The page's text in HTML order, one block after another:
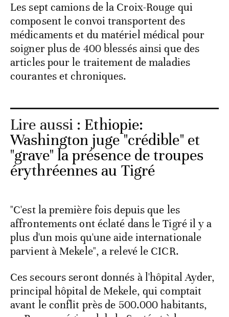
Les sept camions de la Croix-Rouge qui
composent le convoi transportent des
médicaments et du matériel médical pour
soigner plus de 400 blessés ainsi que des
articles pour le traitement de maladies
courantes et chroniques.
Lire aussi : Ethiopie:
Washington juge "crédible" et
"grave" la présence de troupes
érythréennes au Tigré
"C'est la première fois depuis que les
affrontements ont éclaté dans le Tigré il y a
plus d'un mois qu'une aide internationale
parvient à Mekele", a relevé le CICR.
Ces secours seront donnés à l'hôpital Ayder,
principal hôpital de Mekele, qui comptait
avant le conflit près de 500.000 habitants,